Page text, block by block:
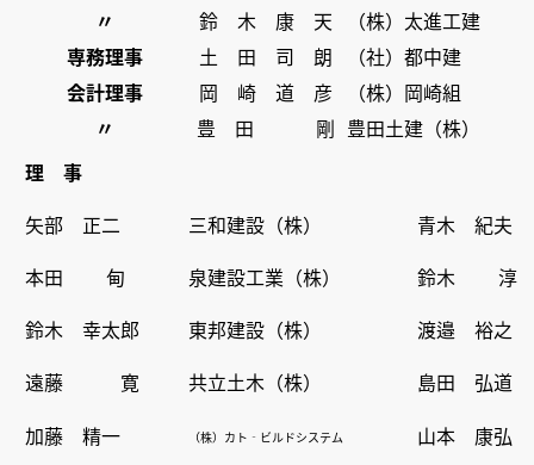
〃
鈴 木 康 天
（株）太進工建
専務理事
土 田 司 朗
（社）都中建
会計理事
岡 崎 道 彦
（株）岡崎組
〃
豊 田 剛 豊田土建（株）
理 事
矢部 正二
三和建設（株）
青木 紀夫
本田 甸
泉建設工業（株）
鈴木 淳
鈴木 幸太郎
東邦建設（株）
渡邉 裕之
遠藤 寛
共立土木（株）
島田 弘道
加藤 精一
（株）カト‐ビルドシステム
山本 康弘